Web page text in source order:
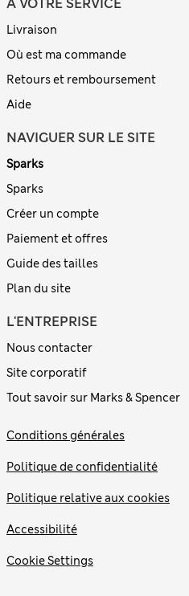
Livraison
Où est ma commande
Retours et remboursement
Aide
NAVIGUER SUR LE SITE
Sparks
Sparks
Créer un compte
Paiement et offres
Guide des tailles
Plan du site
L'ENTREPRISE
Nous contacter
Site corporatif
Tout savoir sur Marks & Spencer
Conditions générales
Politique de confidentialité
Politique relative aux cookies
Accessibilité
Cookie Settings